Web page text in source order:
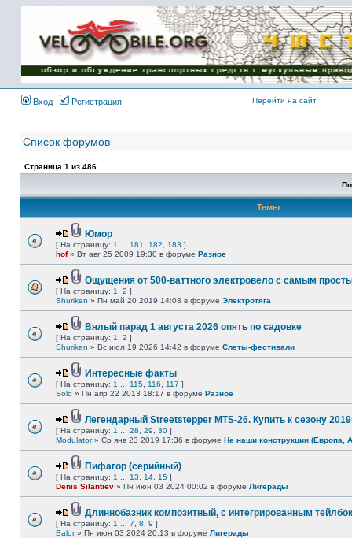
Имя пользователя:
Пароль:
{ LOG_ME_IN_SHORT
}
Вход
Регистрация Перейти на сайт
Список форумов
Страница 1 из 486
Темы
Юмор
[ На страницу: 1 181 182 183 ]
hof» Вт авг 25 2009 19:30 в форуме Разное
Ощущения от 500-ваттного электровело с самым
[ На страницу: 1 2 ]
Shuriken » Пн май 20 2019 14:08 в форуме Электротяга
Вялый парад 1 августа 2026 опять по садовке
[ На страницу: 1 2 ]
Shuriken » Вс июл 19 2026 14:42 в форуме Слеты-фестивали
Интересные факты
[ На страницу: 1 115 116 117 ]
Solo » Пн апр 22 2013 18:17 в форуме Разное
Легендарный Streetstepper MTS-26. Купить к сезону
[ На страницу: 1 28 29 30 ]
Modulator» Ср янв 23 2019 17:36 в форуме Не наши конструкции (Европа,
Пифагор (серийный)
[ На страницу: 1 13 14 15 ]
Denis Silantiev » Пн июн 03 2024 00:02 в форуме Лигерады
Длиннобазник композитный, с интегрированным
[ На страницу: 1 7 8 9 ]
Balor» Пн июн 03 2024 20:13 в форуме Лигерады